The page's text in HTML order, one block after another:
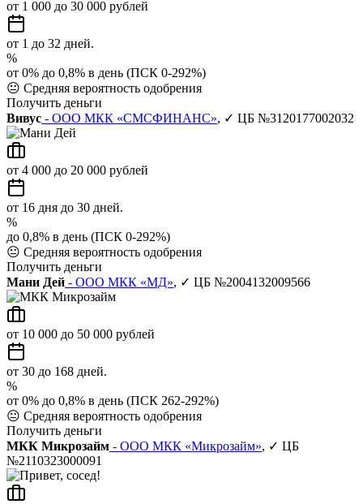
от 1 000 до 30 000 рублей
от 1 до 32 дней.
%
от 0% до 0,8% в день (ПСК 0-292%)
😐 Средняя вероятность одобрения
Получить деньги
Вивус - ООО МКК «СМСФИНАНС», ✓ ЦБ №3120177002032
от 4 000 до 20 000 рублей
от 16 дня до 30 дней.
%
до 0,8% в день (ПСК 0-292%)
😐 Средняя вероятность одобрения
Получить деньги
Мани Дей - ООО МКК «МД», ✓ ЦБ №2004132009566
от 10 000 до 50 000 рублей
от 30 до 168 дней.
%
от 0% до 0,8% в день (ПСК 262-292%)
😐 Средняя вероятность одобрения
Получить деньги
МКК Микрозайм - ООО МКК «Микрозайм», ✓ ЦБ
№2110323000091